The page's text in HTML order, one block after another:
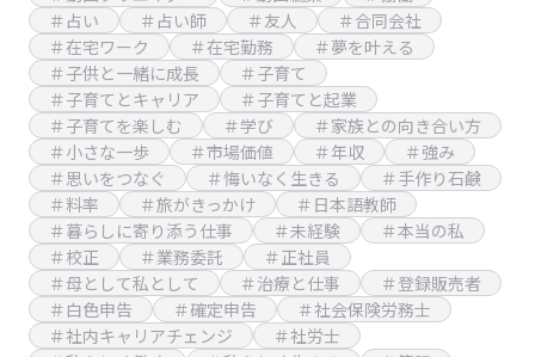
＃占い
＃占い師 ＃友人
＃合同会社
＃在宅ワーク
＃在宅勤務
＃夢を叶える
＃子供と一緒に成長
＃子育て
＃子育てとキャリア
＃子育てと起業
＃子育てを楽しむ
＃学び
＃家族との向き合い方
＃小さな一歩
＃市場価値 ＃年収
＃強み
＃思いをつなぐ
＃悔いなく生きる
＃手作り石鹸
＃料率
＃旅がきっかけ
＃日本語教師
＃暮らしに寄り添う仕事
＃未経験
＃本当の私
＃校正
＃業務委託
＃正社員
＃母として私として
＃治療と仕事
＃登録販売者
＃白色申告
＃確定申告
＃社会保険労務士
＃社内キャリアチェンジ
＃社労士